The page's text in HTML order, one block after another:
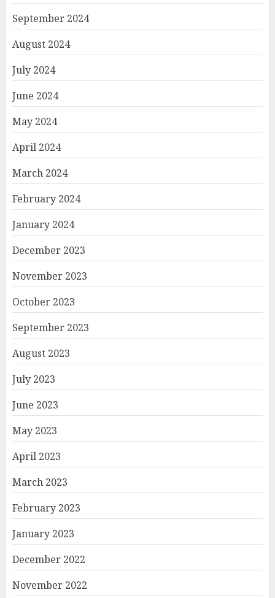
September 2024
August 2024
July 2024
June 2024
May 2024
April 2024
March 2024
February 2024
January 2024
December 2023
November 2023
October 2023
September 2023
August 2023
July 2023
June 2023
May 2023
April 2023
March 2023
February 2023
January 2023
December 2022
November 2022